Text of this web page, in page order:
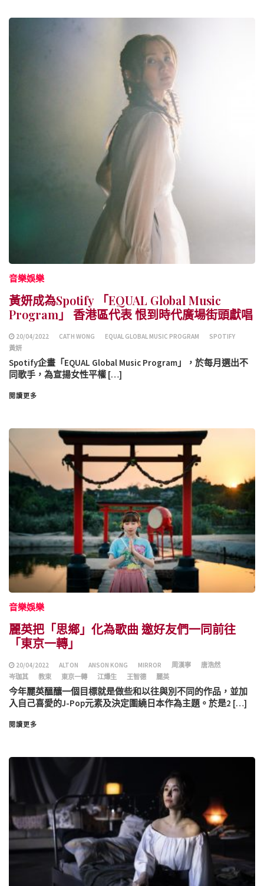
音樂娛樂
黃妍成為Spotify 「EQUAL Global Music
Program」 香港區代表 恨到時代廣場街頭獻唱
20/04/2022 CATH WONG EQUAL GLOBAL MUSIC PROGRAM
SPOTIFY
黃妍
Spotify企畫「EQUAL Global Music Program」，於每月選出不
同歌手，為宣揚女性平權 […]
閱讀更多
音樂娛樂
麗英把「思鄉」化為歌曲 邀好友們一同前往
「東京一轉」
20/04/2022 ALTON ANSON KONG MIRROR 周漢寧
唐浩然
岑珈其
教束 東京一轉 江𤒹生 王智德 麗英
今年麗英醞釀一個目標就是做些和以往與別不同的作品，並加
入自己喜愛的J-Pop元素及決定圍繞日本作為主題。於是2 […]
閱讀更多